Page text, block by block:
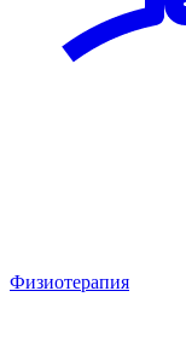
Физиотерапия